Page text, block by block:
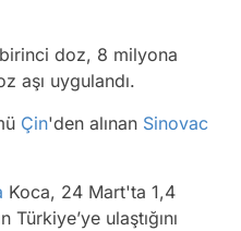
doz, 8 milyona
aşı uygulandı.
Çin'den alınan Sinovac
Koca, 24 Mart'ta 1,4
Türkiye’ye ulaştığını